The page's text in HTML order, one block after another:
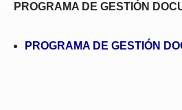
PROGRAMA DE GESTIÓN
PROGRAMA DE GESTIÓN